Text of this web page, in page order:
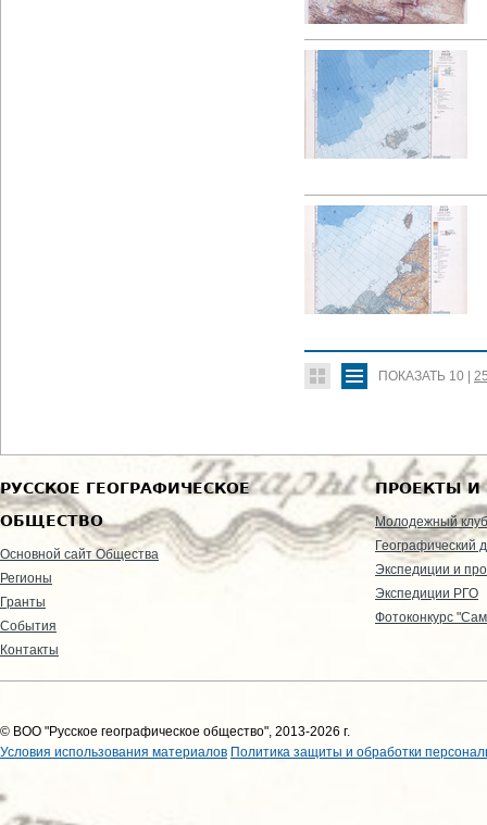
ПОКАЗАТЬ 10
РУССКОЕ ГЕОГРАФИЧЕСКОЕ
ОБЩЕСТВО
Основной сайт Общества
Регионы
Гранты
События
Контакты
ПРОЕКТЫ И
Молодежный клуб
Географический
Экспедиции и
Экспедиции РГО
Фотоконкурс
© ВОО "Русское географическое общество", 2013-2026 г.
Условия использования материалов Политика защиты и обработки